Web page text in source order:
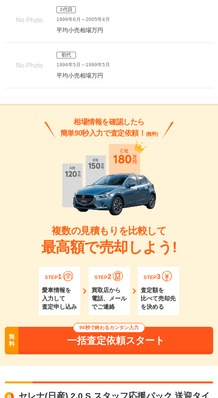
2代目
1999年6月～2005年4月
平均小売相場万円
初代
1994年5月～1999年5月
平均小売相場万円
相場情報を確認したら
簡単90秒入力で査定依頼！ (無料)
複数の見積もりを比較して
最高額で売却しよう!
STEP1
愛車情報を
入力して
査定申し込み
STEP2
買取店から
電話、メール
でご連絡
STEP3
査定額を
比べて売却先
を決める
無
料
90秒で終わるカンタン入力
一括査定依頼スタート